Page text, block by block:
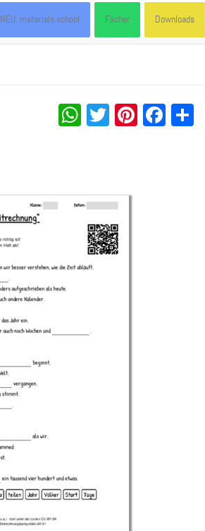
NEU: materials.school Fächer Downloads
WhatsApp
Twitter